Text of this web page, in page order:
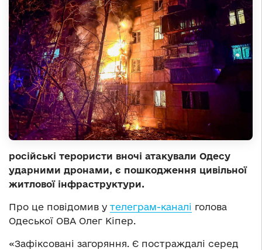
російські терористи вночі атакували Одесу
ударними дронами, є пошкодження цивільної
житлової інфраструктури.
Про це повідомив у телеграм-каналі голова
Одеської ОВА Олег Кіпер.
«Зафіксовані загоряння. Є постраждалі серед